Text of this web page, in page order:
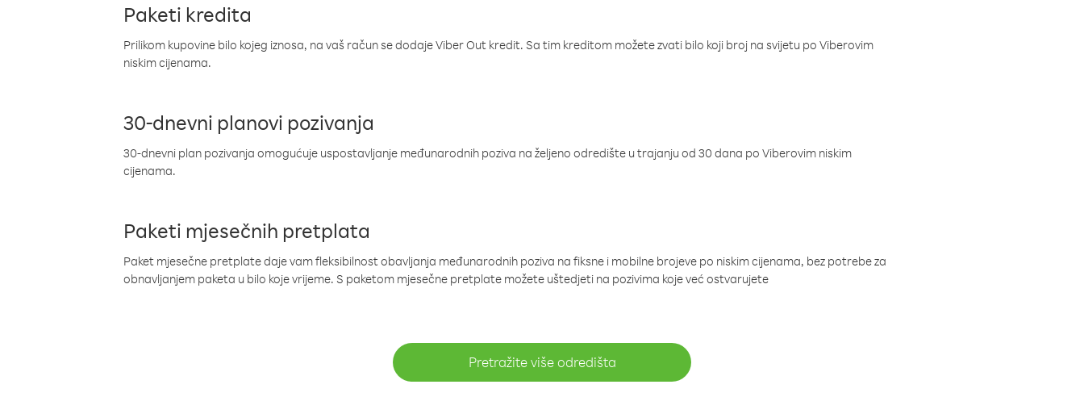
Paketi kredita
Prilikom kupovine bilo kojeg iznosa, na vaš račun se dodaje Viber Out kredit. Sa tim kreditom možete zvati bilo koji broj na svijetu po Viberovim
niskim cijenama.
30-dnevni planovi pozivanja
30-dnevni plan pozivanja omogućuje uspostavljanje međunarodnih poziva na željeno odredište u trajanju od 30 dana po Viberovim niskim
cijenama.
Paketi mjesečnih pretplata
Paket mjesečne pretplate daje vam fleksibilnost obavljanja međunarodnih poziva na fiksne i mobilne brojeve po niskim cijenama, bez potrebe za
obnavljanjem paketa u bilo koje vrijeme. S paketom mjesečne pretplate možete uštedjeti na pozivima koje već ostvarujete
Pretražite više odredišta